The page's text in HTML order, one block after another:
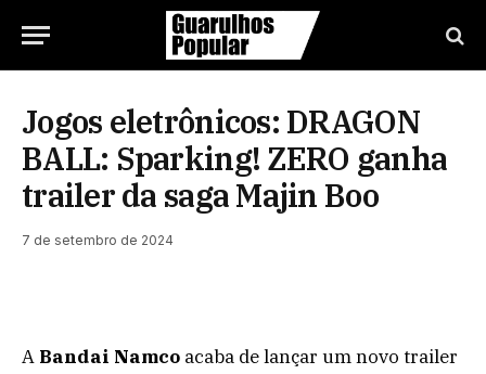
Jogos eletrônicos: DRAGON
BALL: Sparking! ZERO ganha
trailer da saga Majin Boo
7 de setembro de 2024
A Bandai Namco acaba de lançar um novo trailer